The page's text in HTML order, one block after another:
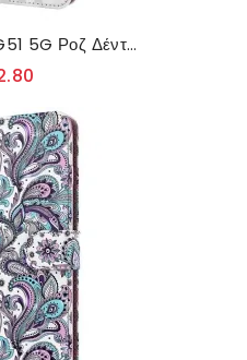
Κάλυμμα Moto G51 5G Ροζ Δέντρο Και Μαύρη Γάτα